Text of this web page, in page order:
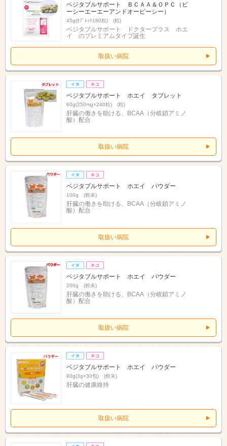
ベジタブルサポート ＢＣＡＡ＆ＯＰＣ（ビ
ーシーエーエーアンドオーピーシー）
45g(ﾀﾌﾞﾚｯﾄ180粒) (粒)
ベジタブルサポート ドクタープラス ホエ
イ のプレミアムタイプ誕生
取扱い病院
ベジタブルサポート ホエイ タブレット
60g(250mg×240粒) (粒)
肝臓の働きを助ける、BCAA（分岐鎖アミノ
酸）配合
取扱い病院
ベジタブルサポート ホエイ パウダー
100g (粉末)
肝臓の働きを助ける、BCAA（分岐鎖アミノ
酸）配合
取扱い病院
ベジタブルサポート ホエイ パウダー
200g (粉末)
肝臓の働きを助ける、BCAA（分岐鎖アミノ
酸）配合
取扱い病院
ベジタブルサポート ホエイ パウダー
90g(3g×30包) (粉末)
肝臓の健康維持
取扱い病院